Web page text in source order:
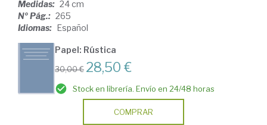
Medidas: 24 cm
Nº Pág.: 265
Idiomas: Español
Papel: Rústica
30,00 € 28,50 €
Stock en librería. Envío en 24/48 horas
COMPRAR